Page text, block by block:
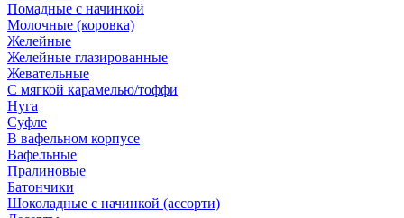
Помадные с начинкой
Молочные (коровка)
Желейные
Желейные глазированные
Жевательные
С мягкой карамелью/тоффи
Нуга
Суфле
В вафельном корпусе
Вафельные
Пралиновые
Батончики
Шоколадные с начинкой (ассорти)